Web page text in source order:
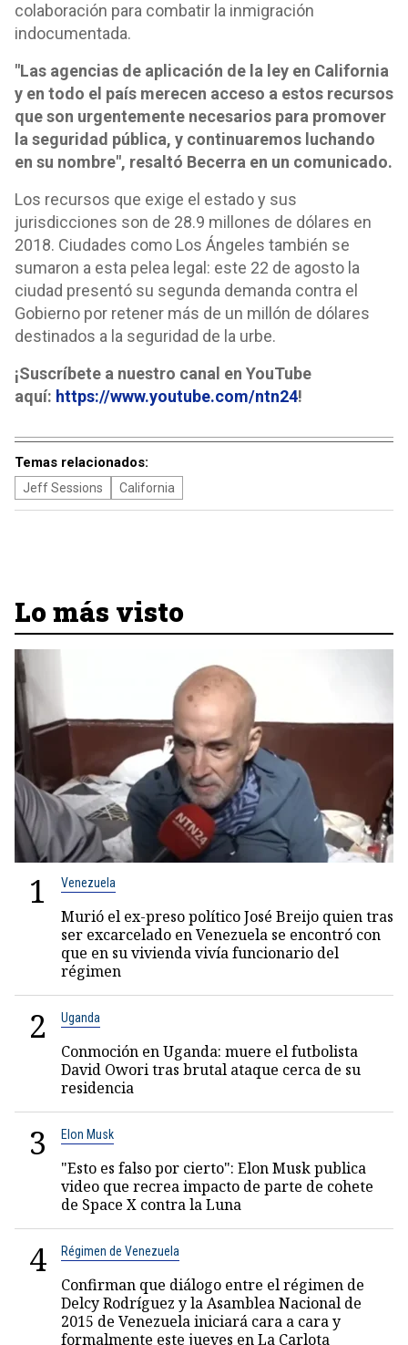
colaboración para combatir la inmigración
indocumentada.
"Las agencias de aplicación de la ley en California
y en todo el país merecen acceso a estos recursos
que son urgentemente necesarios para promover
la seguridad pública, y continuaremos luchando
en su nombre", resaltó Becerra en un comunicado.
Los recursos que exige el estado y sus
jurisdicciones son de 28.9 millones de dólares en
2018. Ciudades como Los Ángeles también se
sumaron a esta pelea legal: este 22 de agosto la
ciudad presentó su segunda demanda contra el
Gobierno por retener más de un millón de dólares
destinados a la seguridad de la urbe.
¡Suscríbete a nuestro canal en YouTube
aquí: https://www.youtube.com/ntn24!
Temas relacionados:
Jeff Sessions California
Lo más visto
1 Venezuela
Murió el ex-preso político José Breijo quien tras
ser excarcelado en Venezuela se encontró con
que en su vivienda vivía funcionario del
régimen
2 Uganda
Conmoción en Uganda: muere el futbolista
David Owori tras brutal ataque cerca de su
residencia
3 Elon Musk
"Esto es falso por cierto": Elon Musk publica
video que recrea impacto de parte de cohete
de Space X contra la Luna
4 Régimen de Venezuela
Confirman que diálogo entre el régimen de
Delcy Rodríguez y la Asamblea Nacional de
2015 de Venezuela iniciará cara a cara y
formalmente este jueves en La Carlota